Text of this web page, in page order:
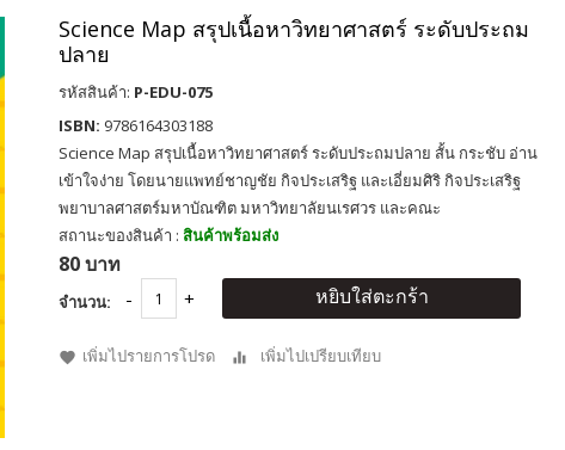
Science Map สรุปเนื้อหาวิทยาศาสตร์ ระดับประถม
ปลาย
รหัสสินค้า: P-EDU-075
ISBN: 9786164303188
Science Map สรุปเนื้อหาวิทยาศาสตร์ ระดับประถมปลาย สั้น กระชับ อ่าน
เข้าใจง่าย โดยนายแพทย์ชาญชัย กิจประเสริฐ และเอี่ยมศิริ กิจประเสริฐ
พยาบาลศาสตร์มหาบัณฑิต มหาวิทยาลัยนเรศวร และคณะ
สถานะของสินค้า : สินค้าพร้อมส่ง
80 บาท
จำนวน: หยิบใส่ตะกร้า
เพิ่มไปรายการโปรด เพิ่มไปเปรียบเทียบ